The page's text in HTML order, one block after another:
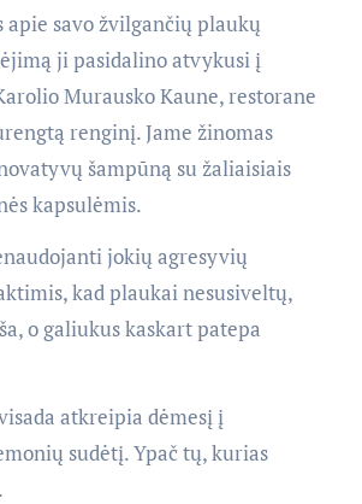
savo žvilgančių plaukų
ji pasidalino atvykusi į
Murausko Kaune, restorane
renginį. Jame žinomas
šampūną su žaliaisiais
kapsulėmis.
jokių agresyvių
kad plaukai nesusiveltų,
o galiukus kaskart patepa
atkreipia dėmesį į
sudėtį. Ypač tų, kurias